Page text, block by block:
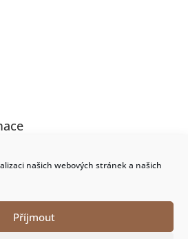
našich webových stránek a našich
Příjmout